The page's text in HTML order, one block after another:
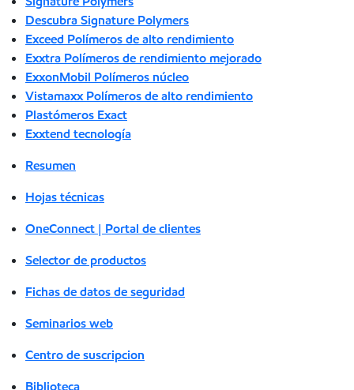
Descubra Signature Polymers
Exceed Polímeros de alto rendimiento
Exxtra Polímeros de rendimiento mejorado
ExxonMobil Polímeros núcleo
Vistamaxx Polímeros de alto rendimiento
Plastómeros Exact
Exxtend tecnología
Resumen
Hojas técnicas
OneConnect | Portal de clientes
Selector de productos
Fichas de datos de seguridad
Seminarios web
Centro de suscripcion
Biblioteca